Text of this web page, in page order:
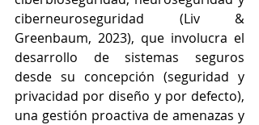
ciberneuroseguridad (Liv &
Greenbaum, 2023), que involucra el
desarrollo de sistemas seguros
desde su concepción (seguridad y
privacidad por diseño y por defecto),
una gestión proactiva de amenazas y